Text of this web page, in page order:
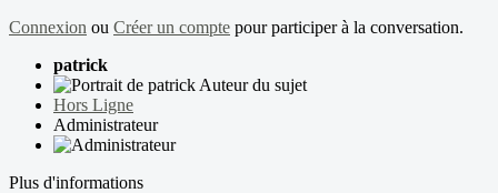
Connexion ou Créer un compte pour participer à la conversation.
patrick
Auteur du sujet
Hors Ligne
Administrateur
Plus d'informations